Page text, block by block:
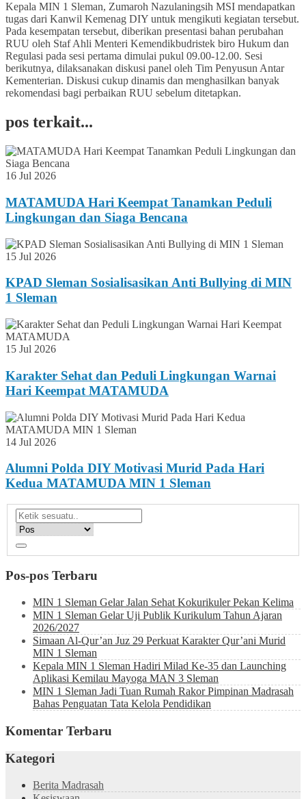
Kepala MIN 1 Sleman, Zumaroh Nazulaningsih MSI mendapatkan
tugas dari Kanwil Kemenag DIY untuk mengikuti kegiatan tersebut.
Pada kesempatan tersebut, diberikan presentasi bahan perubahan
RUU oleh Staf Ahli Menteri Kemendikbudristek biro Hukum dan
Regulasi pada sesi pertama dimulai pukul 09.00-12.00. Sesi
berikutnya, dilaksanakan diskusi panel oleh Tim Penyusun Antar
Kementerian. Diskusi cukup dinamis dan menghasilkan banyak
rekomendasi bagi perbaikan RUU sebelum ditetapkan.
pos terkait...
16 Jul 2026
MATAMUDA Hari Keempat Tanamkan Peduli
Lingkungan dan Siaga Bencana
15 Jul 2026
KPAD Sleman Sosialisasikan Anti Bullying di MIN
1 Sleman
15 Jul 2026
Karakter Sehat dan Peduli Lingkungan Warnai
Hari Keempat MATAMUDA
14 Jul 2026
Alumni Polda DIY Motivasi Murid Pada Hari
Kedua MATAMUDA MIN 1 Sleman
Pos-pos Terbaru
MIN 1 Sleman Gelar Jalan Sehat Kokurikuler Pekan Kelima
MIN 1 Sleman Gelar Uji Publik Kurikulum Tahun Ajaran
2026/2027
Simaan Al-Qur’an Juz 29 Perkuat Karakter Qur’ani Murid
MIN 1 Sleman
Kepala MIN 1 Sleman Hadiri Milad Ke-35 dan Launching
Aplikasi Kemilau Mayoga MAN 3 Sleman
MIN 1 Sleman Jadi Tuan Rumah Rakor Pimpinan Madrasah
Bahas Penguatan Tata Kelola Pendidikan
Komentar Terbaru
Kategori
Berita Madrasah